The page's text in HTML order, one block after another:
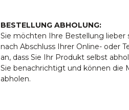
BESTELLUNG ABHOLUNG:
Sie möchten Ihre Bestellung lieber
nach Abschluss Ihrer Online- oder
an, dass Sie Ihr Produkt selbst
Sie benachrichtigt und können die
abholen.